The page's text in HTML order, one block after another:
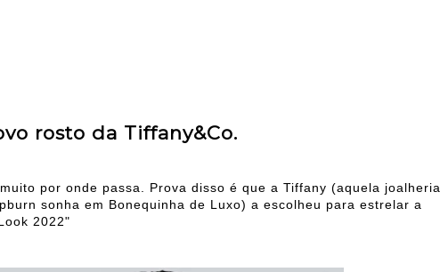
rosto da Tiffany&Co.
por onde passa. Prova disso é que a Tiffany (aquela joalheria
sonha em Bonequinha de Luxo) a escolheu para estrelar a
2022"